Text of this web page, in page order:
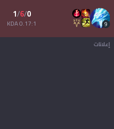
9
0
/
6
/
1
0.17:1 KDA
إعلانات